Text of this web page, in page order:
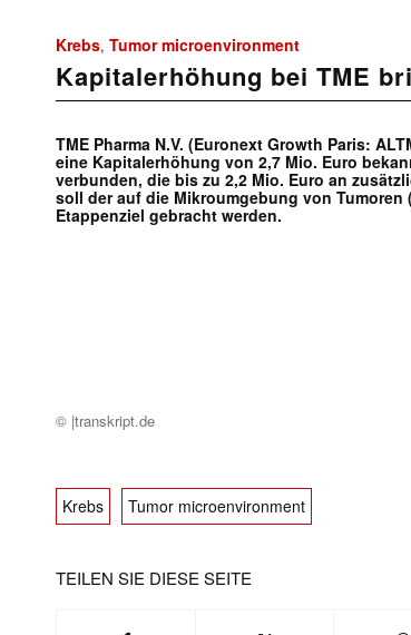
Krebs, Tumor microenvironment
Kapitalerhöhung bei TME
TME Pharma N.V. (Euronext Growth Paris:
eine Kapitalerhöhung von 2,7 Mio. Euro
verbunden, die bis zu 2,2 Mio. Euro an
soll der auf die Mikroumgebung von
Etappenziel gebracht werden.
© |transkript.de
Krebs Tumor microenvironment
TEILEN SIE DIESE SEITE